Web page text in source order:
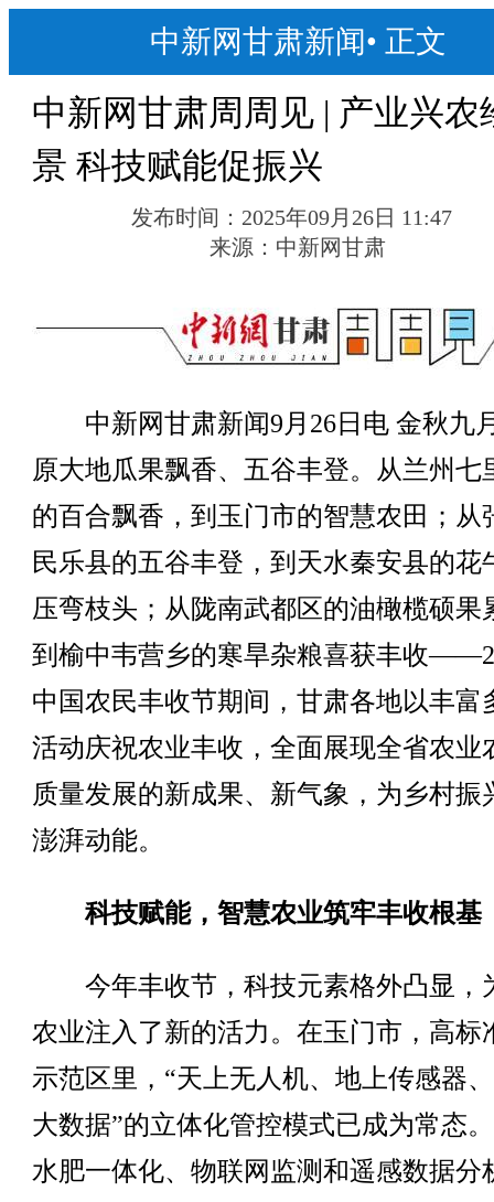
中新网甘肃新闻• 正文
中新网甘肃周周见 | 产业兴农
景 科技赋能促振兴
发布时间： 2025年09月26日 11:47
来源： 中新网甘肃
中新网甘肃新闻9月26日电 金秋九
原大地瓜果飘香、五谷丰登。从兰州七
的百合飘香，到玉门市的智慧农田；从
民乐县的五谷丰登，到天水秦安县的花
压弯枝头；从陇南武都区的油橄榄硕果
到榆中韦营乡的寒旱杂粮喜获丰收
中国农民丰收节期间，甘肃各地以丰富
活动庆祝农业丰收，全面展现全省农业
质量发展的新成果、新气象，为乡村振
澎湃动能。
科技赋能，智慧农业筑牢丰收根基
今年丰收节，科技元素格外凸显，
农业注入了新的活力。在玉门市，高标
示范区里，“天上无人机、地上传感器
大数据”的立体化管控模式已成为常态
水肥一体化、物联网监测和遥感数据分